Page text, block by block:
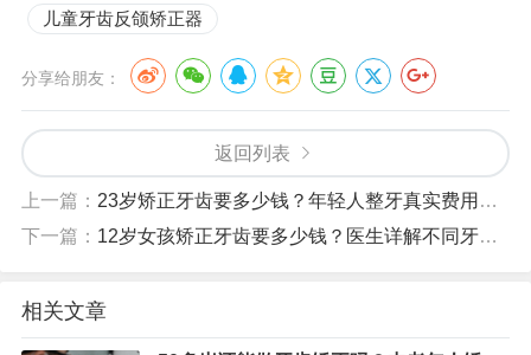
儿童牙齿反颌矫正器
分享给朋友：
返回列表
上一篇： 23岁矫正牙齿要多少钱？年轻人整牙真实费用参考
下一篇： 12岁女孩矫正牙齿要多少钱？医生详解不同牙套价格差在哪
相关文章